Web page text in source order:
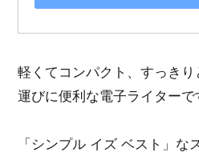
軽くてコンパクト、すっき
運びに便利な電子ライターで
「シンプル イズ ベスト」な